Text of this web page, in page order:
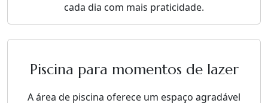
cada dia com mais praticidade.
Piscina para momentos de lazer
A área de piscina oferece um espaço agradável